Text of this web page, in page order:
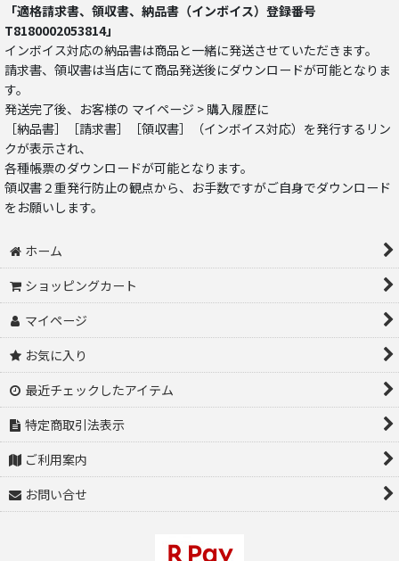
「適格請求書、領収書、納品書（インボイス）登録番号
T8180002053814」
インボイス対応の納品書は商品と一緒に発送させていただきます。
請求書、領収書は当店にて商品発送後にダウンロードが可能となりま
す。
発送完了後、お客様の マイページ > 購入履歴に
［納品書］［請求書］［領収書］（インボイス対応）を発行するリン
クが表示され、
各種帳票のダウンロードが可能となります。
領収書２重発行防止の観点から、お手数ですがご自身でダウンロード
をお願いします。
ホーム
ショッピングカート
マイページ
お気に入り
最近チェックしたアイテム
特定商取引法表示
ご利用案内
お問い合せ